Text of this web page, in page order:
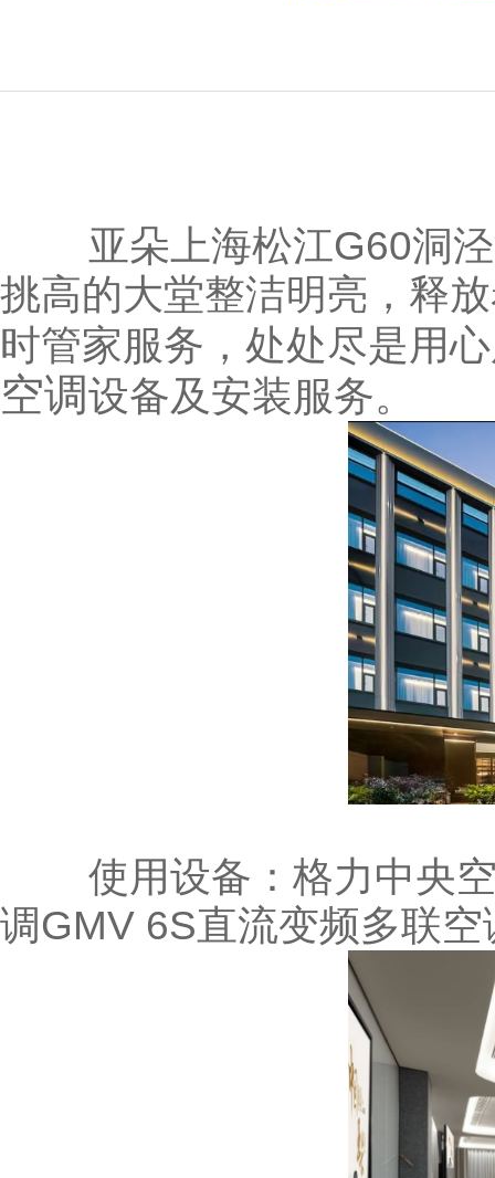
亚朵上海松江G60洞泾
挑高的大堂整洁明亮，释
时管家服务，处处尽是用
空调设备及安装服务。
使用设备： 格力中央
调GMV 6S直流变频多联空